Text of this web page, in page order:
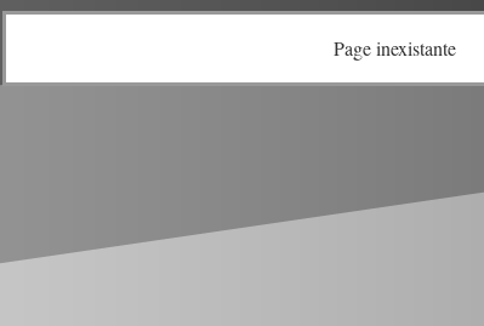
Page inexistante